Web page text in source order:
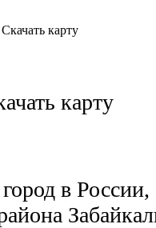
карту
карту
в России,